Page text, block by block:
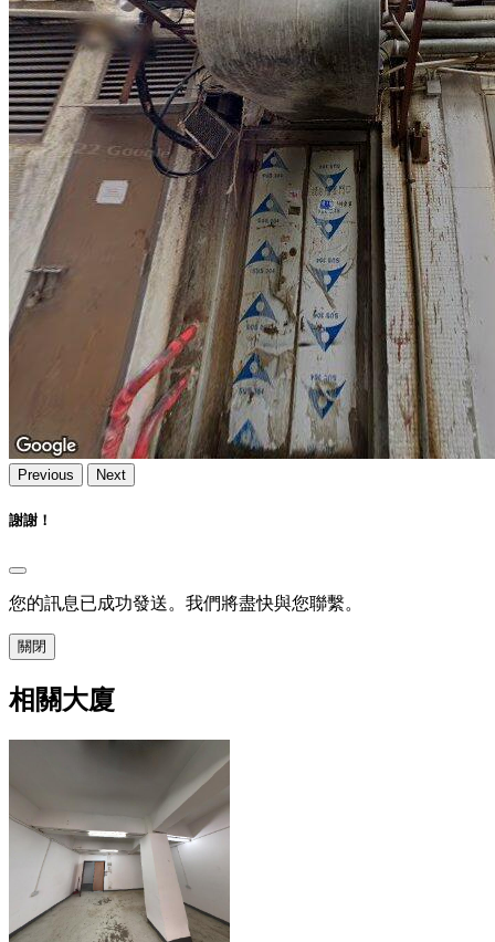
Previous Next
謝謝！
您的訊息已成功發送。我們將盡快與您聯繫。
關閉
相關大廈